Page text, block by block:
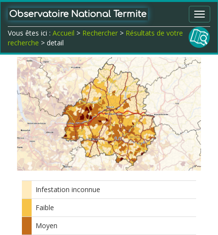
Observatoire National Termite
Vous êtes ici : Accueil > Rechercher > Résultats de votre
recherche > detail
Infestation inconnue
Faible
Moyen